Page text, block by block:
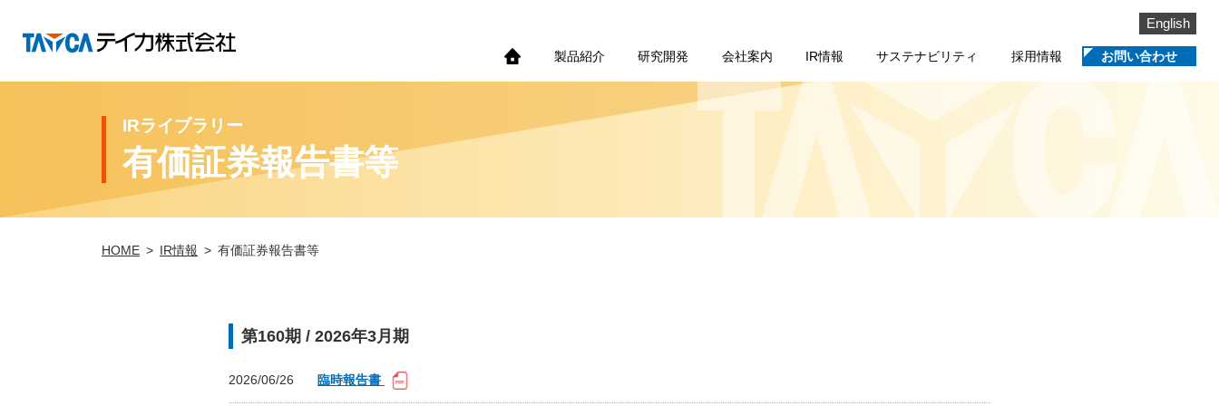
製品紹介 研究開発 会社案内 IR情報 サステナビリティ 採用情報 お問い合わせ
English
IRライブラリー
有価証券報告書等
HOME IR情報 有価証券報告書等
第160期 / 2026年3月期
2026/06/26 臨時報告書